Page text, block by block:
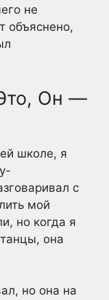
не
объяснено,
Он —
школе, я
с
мой
но когда я
она
но она на